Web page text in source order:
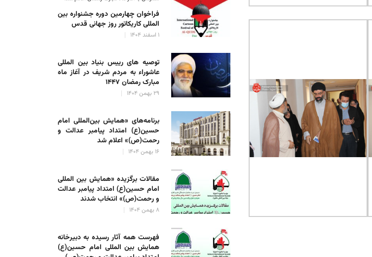
فراخوان چهارمین دوره جشنواره بین
المللی کاریکاتور روز جهانی قدس
۱ اسفند ۱۴۰۴
توصیه های رییس بنیاد بین المللی
عاشوراء به مردم شریف در آغاز ماه
مبارک رمضان ۱۴۴۷
۲۹ بهمن ۱۴۰۴
برنامه‌های «همایش بین‌المللی امام
حسین(ع) امتداد پیامبر عدالت و
رحمت(ص)» اعلام شد
۱۶ بهمن ۱۴۰۴
مقالات برگزیده «همایش بین المللی
امام حسین(ع) امتداد پیامبر عدالت
و رحمت(ص)» انتخاب شدند
۸ بهمن ۱۴۰۴
فهرست همه آثار رسیده به دبیرخانه
همایش بین المللی امام حسین(ع)